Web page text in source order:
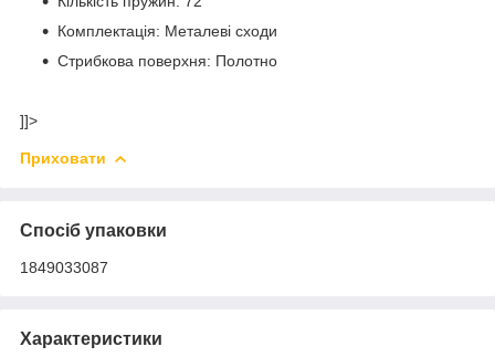
Комплектація: Металеві сходи
Стрибкова поверхня: Полотно
]]>
Приховати
Спосіб упаковки
1849033087
Характеристики